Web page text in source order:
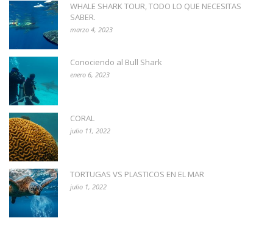
WHALE SHARK TOUR, TODO LO QUE NECESITAS
SABER.
marzo 4, 2023
Conociendo al Bull Shark
enero 6, 2023
CORAL
julio 11, 2022
TORTUGAS VS PLASTICOS EN EL MAR
julio 1, 2022